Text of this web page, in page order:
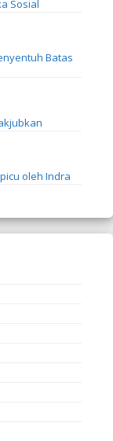
Sosial
Batas
oleh Indra